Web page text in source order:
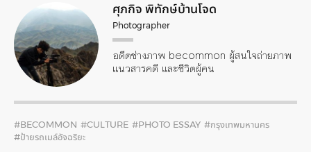
ศุภกิจ พิทักษ์บ้านโจด
Photographer
อดีตช่างภาพ becommon ผู้สนใจถ่ายภาพ
แนวสารคดี และชีวิตผู้คน
#BECOMMON #CULTURE #PHOTO ESSAY #กรุงเทพมหานคร
#ป้ายรถเมล์อัจฉริยะ